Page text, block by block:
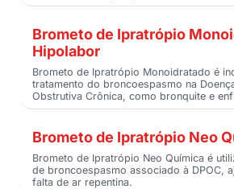
Brometo de Ipratrópio
Hipolabor
Brometo de Ipratrópio Monoidratado é
tratamento do broncoespasmo na
Obstrutiva Crônica, como bronquite e
Brometo de Ipratrópio Neo
Brometo de Ipratrópio Neo Química é
de broncoespasmo associado à DPOC,
falta de ar repentina.